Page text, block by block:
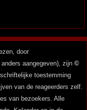
door
aangegeven), zijn ©
toestemming
van de reageerders zelf.
van bezoekers. Alle